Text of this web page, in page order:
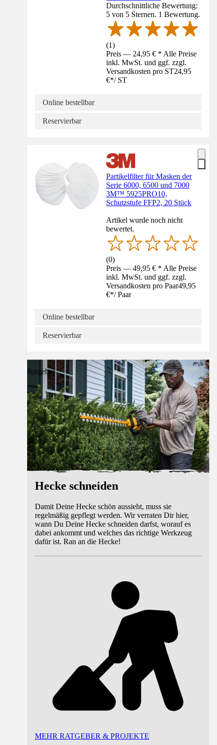
Durchschnittliche Bewertung:
5 von 5 Sternen. 1 Bewertung.
(1)
Preis — 24,95 € * Alle Preise
inkl. MwSt. und ggf. zzgl.
Versandkosten pro ST24,95
€*/ ST
Online bestellbar
Reservierbar
Partikelfilter für Masken der
Serie 6000, 6500 und 7000
3M™ 5925PRO10,
Schutzstufe FFP2, 20 Stück
Artikel wurde noch nicht
bewertet.
(0)
Preis — 49,95 € * Alle Preise
inkl. MwSt. und ggf. zzgl.
Versandkosten pro Paar49,95
€*/ Paar
Online bestellbar
Reservierbar
Ratgeber
Hecke schneiden
Damit Deine Hecke schön aussieht, muss sie
regelmäßig gepflegt werden. Wir verraten Dir hier,
wann Du Deine Hecke schneiden darfst, worauf es
dabei ankommt und welches das richtige Werkzeug
dafür ist. Ran an die Hecke!
MEHR RATGEBER & PROJEKTE